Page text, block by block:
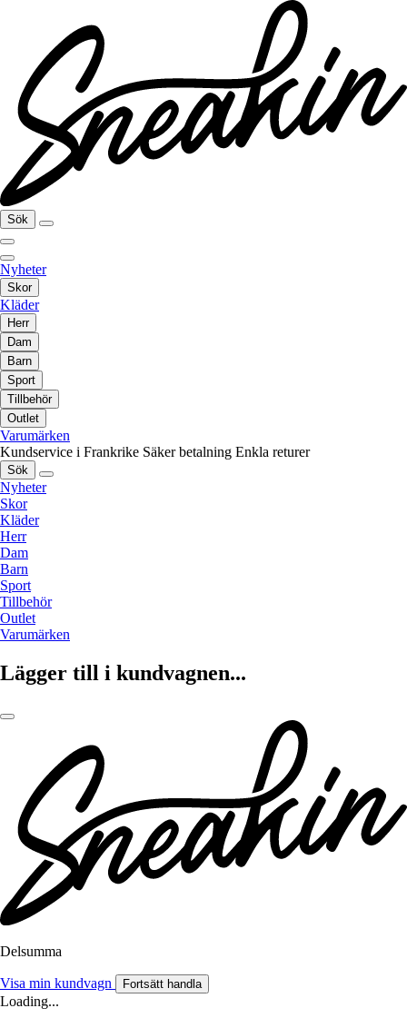
Sök
Nyheter
Skor
Kläder
Herr
Dam
Barn
Sport
Tillbehör
Outlet
Varumärken
Kundservice i Frankrike Säker betalning Enkla returer
Sök
Nyheter
Skor
Kläder
Herr
Dam
Barn
Sport
Tillbehör
Outlet
Varumärken
Lägger till i kundvagnen...
Delsumma
Visa min kundvagn Fortsätt handla
Loading...